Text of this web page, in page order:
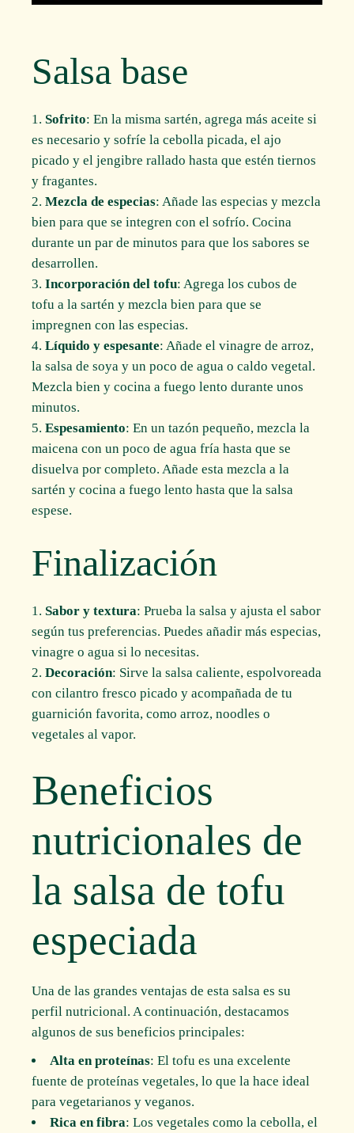
Salsa base
Sofrito: En la misma sartén, agrega más aceite si
es necesario y sofríe la cebolla picada, el ajo
picado y el jengibre rallado hasta que estén tiernos
y fragantes.
Mezcla de especias: Añade las especias y mezcla
bien para que se integren con el sofrío. Cocina
durante un par de minutos para que los sabores se
desarrollen.
Incorporación del tofu: Agrega los cubos de
tofu a la sartén y mezcla bien para que se
impregnen con las especias.
Líquido y espesante: Añade el vinagre de arroz,
la salsa de soya y un poco de agua o caldo vegetal.
Mezcla bien y cocina a fuego lento durante unos
minutos.
Espesamiento: En un tazón pequeño, mezcla la
maicena con un poco de agua fría hasta que se
disuelva por completo. Añade esta mezcla a la
sartén y cocina a fuego lento hasta que la salsa
espese.
Finalización
Sabor y textura: Prueba la salsa y ajusta el sabor
según tus preferencias. Puedes añadir más especias,
vinagre o agua si lo necesitas.
Decoración: Sirve la salsa caliente, espolvoreada
con cilantro fresco picado y acompañada de tu
guarnición favorita, como arroz, noodles o
vegetales al vapor.
Beneficios
nutricionales de
la salsa de tofu
especiada
Una de las grandes ventajas de esta salsa es su
perfil nutricional. A continuación, destacamos
algunos de sus beneficios principales:
Alta en proteínas: El tofu es una excelente
fuente de proteínas vegetales, lo que la hace ideal
para vegetarianos y veganos.
Rica en fibra: Los vegetales como la cebolla, el